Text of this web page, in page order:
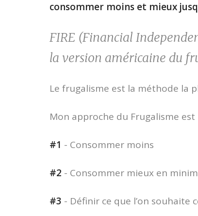
consommer moins et mieux
FIRE (Financial
la version américaine du
Le frugalisme est la méthode la
Mon approche du Frugalisme est
#1 - Consommer moins
#2 - Consommer mieux en
#3 - Définir ce que l’on souhaite